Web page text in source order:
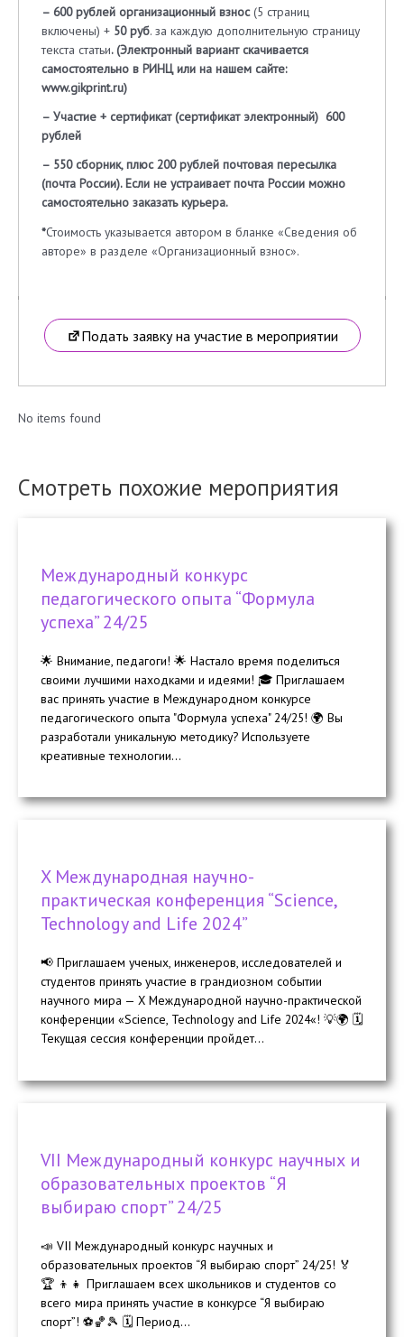
– 600 рублей организационный взнос(5 страниц
включены) + 50 руб. за каждую дополнительную страницу
текста статьи. (Электронный вариант скачивается
самостоятельно в РИНЦ или на нашем сайте:
www.gikprint.ru)
– Участие + сертификат (сертификат электронный) 600
рублей
– 550 сборник, плюс 200 рублей почтовая пересылка
(почта России). Если не устраивает почта России можно
самостоятельно заказать курьера.
*Стоимость указывается автором в бланке «Сведения об
авторе» в разделе «Организационный взнос».
Подать заявку на участие в мероприятии
No items found
Смотреть похожие мероприятия
Международный конкурс
педагогического опыта “Формула
успеха” 24/25
🌟 Внимание, педагоги! 🌟 Настало время поделиться
своими лучшими находками и идеями! 🎓 Приглашаем
вас принять участие в Международном конкурсе
педагогического опыта "Формула успеха" 24/25! 🌍 Вы
разработали уникальную методику? Используете
креативные технологии...
X Международная научно-
практическая конференция “Science,
Technology and Life 2024”
📢 Приглашаем ученых, инженеров, исследователей и
студентов принять участие в грандиозном событии
научного мира — X Международной научно-практической
конференции «Science, Technology and Life 2024«! 💡🌍 🗓️
Текущая сессия конференции пройдет...
VII Международный конкурс научных и
образовательных проектов “Я
выбираю спорт” 24/25
📣 VII Международный конкурс научных и
образовательных проектов “Я выбираю спорт” 24/25! 🏅
🏆 👦👧 Приглашаем всех школьников и студентов со
всего мира принять участие в конкурсе “Я выбираю
спорт”! ⚽🏀🎾 🗓 Период...